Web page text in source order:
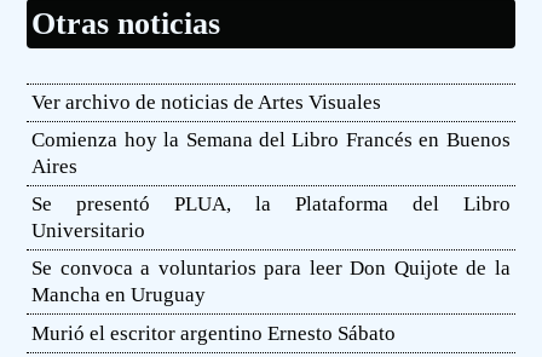
Otras noticias
Ver archivo de noticias de Artes Visuales
Comienza hoy la Semana del Libro Francés en Buenos
Aires
Se presentó PLUA, la Plataforma del Libro
Universitario
Se convoca a voluntarios para leer Don Quijote de la
Mancha en Uruguay
Murió el escritor argentino Ernesto Sábato